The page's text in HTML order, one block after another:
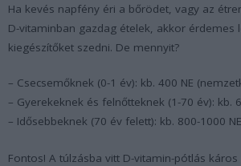
Ha kevés napfény éri a bőrödet, vagy az
D-vitaminban gazdag ételek, akkor érdemes
kiegészítőket szedni. De mennyit?
– Csecsemőknek (0-1 év): kb. 400 NE
– Gyerekeknek és felnőtteknek (1-70 év): kb.
– Idősebbeknek (70 év felett): kb. 800-1000 NE
Fontos! A túlzásba vitt D-vitamin-pótlás